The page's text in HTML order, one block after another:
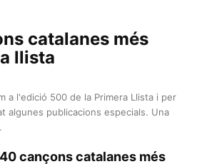
catalanes més
llista
a l'edició 500 de la Primera Llista i per
algunes publicacions especials. Una
cançons catalanes més